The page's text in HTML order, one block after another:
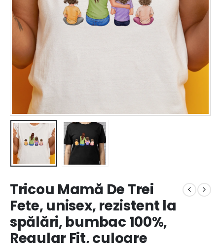
Tricou Mamă De Trei
Fete, unisex, rezistent la
spălări, bumbac 100%,
Regular Fit, culoare